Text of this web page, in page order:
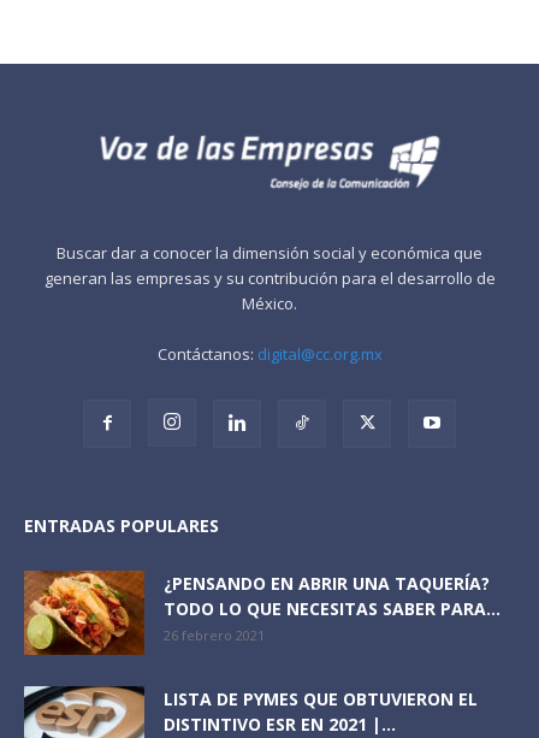
Buscar dar a conocer la dimensión social y económica que
generan las empresas y su contribución para el desarrollo de
México.
Contáctanos: digital@cc.org.mx
ENTRADAS POPULARES
¿PENSANDO EN ABRIR UNA TAQUERÍA?
TODO LO QUE NECESITAS SABER PARA...
26 febrero 2021
LISTA DE PYMES QUE OBTUVIERON EL
DISTINTIVO ESR EN 2021 |...